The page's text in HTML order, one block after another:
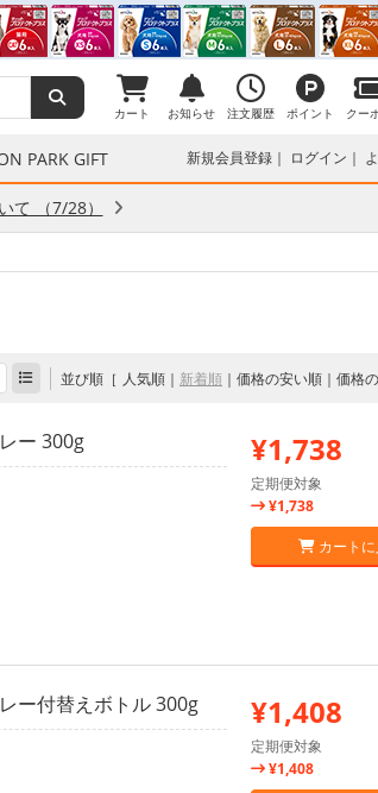
カート お知らせ 注文履歴 ポイント クー
PARK GIFT 新規会員登録 ログイン
て （7/28）
並び順 人気順 新着順 価格の安い順 価格
ー 300g ¥1,738
定期便対象
¥1,738
カートに
ー付替えボトル 300g ¥1,408
定期便対象
¥1,408